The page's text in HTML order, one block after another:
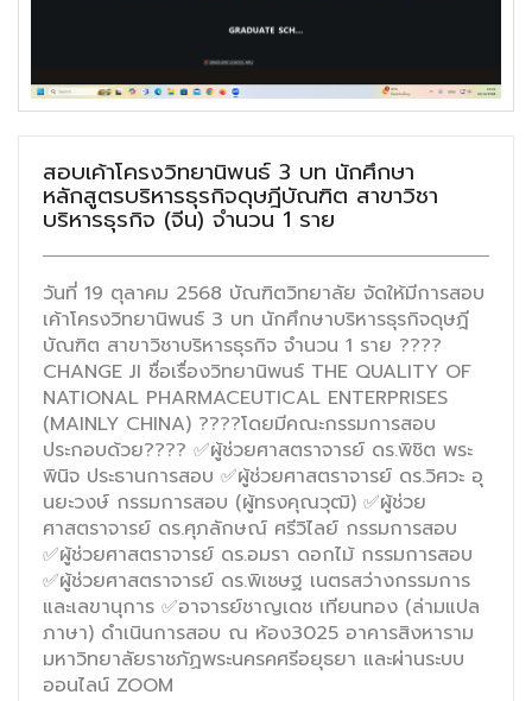
สอบเค้าโครงวิทยานิพนธ์ 3 บท นักศึกษา
หลักสูตรบริหารธุรกิจดุษฎีบัณฑิต สาขาวิชา
บริหารธุรกิจ (จีน) จำนวน 1 ราย
วันที่ 19 ตุลาคม 2568 บัณฑิตวิทยาลัย จัดให้มีการสอบ
เค้าโครงวิทยานิพนธ์ 3 บท นักศึกษาบริหารธุรกิจดุษฎี
บัณฑิต สาขาวิชาบริหารธุรกิจ จำนวน 1 ราย ????
CHANGE JI ชื่อเรื่องวิทยานิพนธ์ THE QUALITY OF
NATIONAL PHARMACEUTICAL ENTERPRISES
(MAINLY CHINA) ????โดยมีคณะกรรมการสอบ
ประกอบด้วย???? ✅ผู้ช่วยศาสตราจารย์ ดร.พิชิต พระ
พินิจ ประธานการสอบ ✅ผู้ช่วยศาสตราจารย์ ดร.วิศวะ อุ
นยะวงษ์ กรรมการสอบ (ผู้ทรงคุณวุฒิ) ✅ผู้ช่วย
ศาสตราจารย์ ดร.ศุภลักษณ์ ศรีวิไลย์ กรรมการสอบ
✅ผู้ช่วยศาสตราจารย์ ดร.อมรา ดอกไม้ กรรมการสอบ
✅ผู้ช่วยศาสตราจารย์ ดร.พิเชษฐ เนตรสว่างกรรมการ
และเลขานุการ ✅อาจารย์ชาญเดช เทียนทอง (ล่ามแปล
ภาษา) ดำเนินการสอบ ณ ห้อง3025 อาคารสิงหาราม
มหาวิทยาลัยราชภัฏพระนครคศรีอยุธยา และผ่านระบบ
ออนไลน์ ZOOM